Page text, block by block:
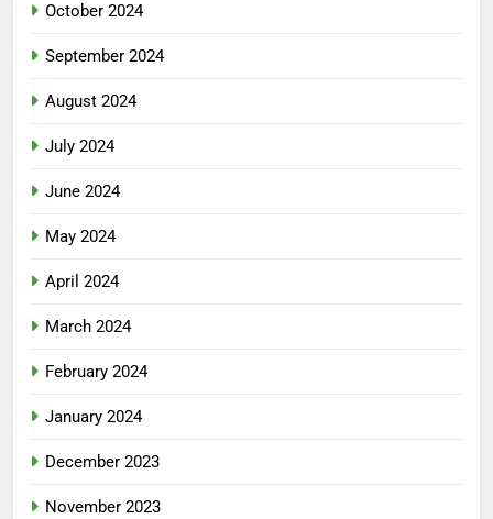
October 2024
September 2024
August 2024
July 2024
June 2024
May 2024
April 2024
March 2024
February 2024
January 2024
December 2023
November 2023